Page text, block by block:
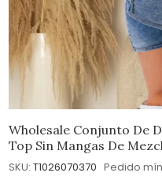
Wholesale Conjunto De
Top Sin Mangas De
SKU: T1026070370 Pedido